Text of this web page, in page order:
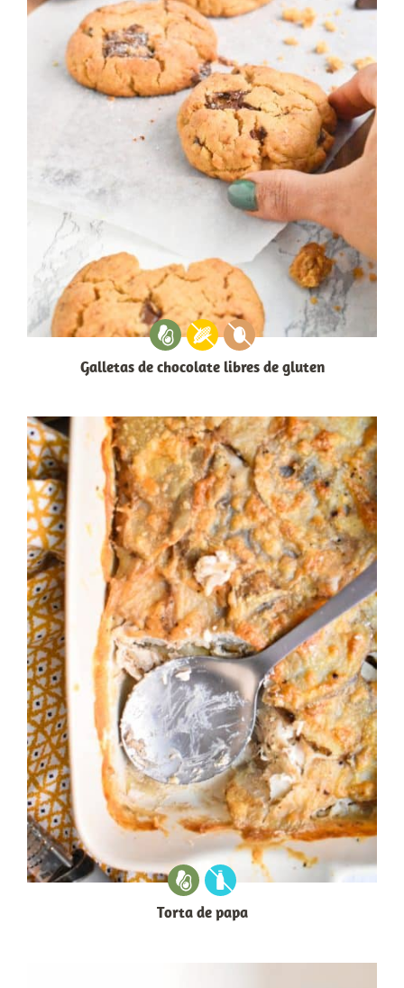
Galletas de chocolate libres de gluten
Torta de papa